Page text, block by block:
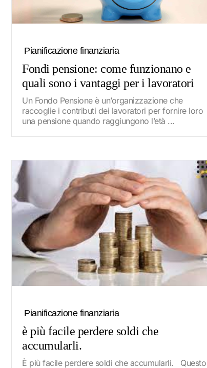
Pianificazione finanziaria
Fondi pensione: come funzionano e
quali sono i vantaggi per i lavoratori
Un Fondo Pensione è un’organizzazione che
raccoglie i contributi dei lavoratori per fornire loro
una pensione quando raggiungono l’età ...
Pianificazione finanziaria
è più facile perdere soldi che
accumularli.
È più facile perdere soldi che accumularli. Questo